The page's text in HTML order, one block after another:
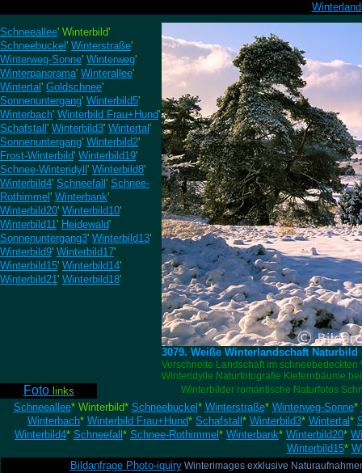
3079. Weiße Winterlandschaft
Verschneite Landschaft im
Winteridylle Naturfotografie Kiefernbäume
Winterbilder romantische Naturfotos
Schneeallee* Winterbild* Schneebuckel * Winterstraße* Winterweg-Sonne*
Winterbach* Winterbild Frau+Hund* Schafstall * Winterbild3* Wintertal*
Winterbild4* Schneefall * Schnee-Rothimmel * Winterbank* Winterbild20*
Winterbild15*
Bildanfrage Photo-iquiryWinterimages exklusive
Fotolinks
Schneeallee' Winterbild'
Schneebuckel ' Winterstraße'
Winterweg-Sonne' Winterweg'
Winterpanorama' Winterallee'
Wintertal' Goldschnee'
Sonnenuntergang' Winterbild5'
Winterbach' Winterbild Frau+Hund'
Schafstall ' Winterbild3' Wintertal'
Sonnenuntergang' Winterbild2'
Frost-Winterbild' Winterbild19'
Schnee-Winteridyll ' Winterbild8'
Winterbild4' Schneefall ' Schnee-
Rothimmel ' Winterbank'
Winterbild20' Winterbild10'
Winterbild11' Heidewald'
Sonnenuntergang3' Winterbild13'
Winterbild9' Winterbild17'
Winterbild15' Winterbild14'
Winterbild21' Winterbild18'